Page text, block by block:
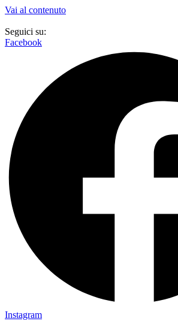
Vai al contenuto
Seguici su:
Facebook
Instagram